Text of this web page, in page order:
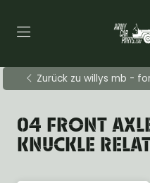
Zurück zu willys mb -
04 FRONT
KNUCKLE